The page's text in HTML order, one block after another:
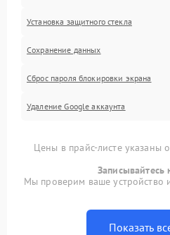
Установка защитного стекла
Сохранение данных
Сброс пароля блокировки экрана
Удаление Google аккаунта
Цены в прайс-листе указаны
Записывайтесь
Мы проверим ваше устройство
Показать